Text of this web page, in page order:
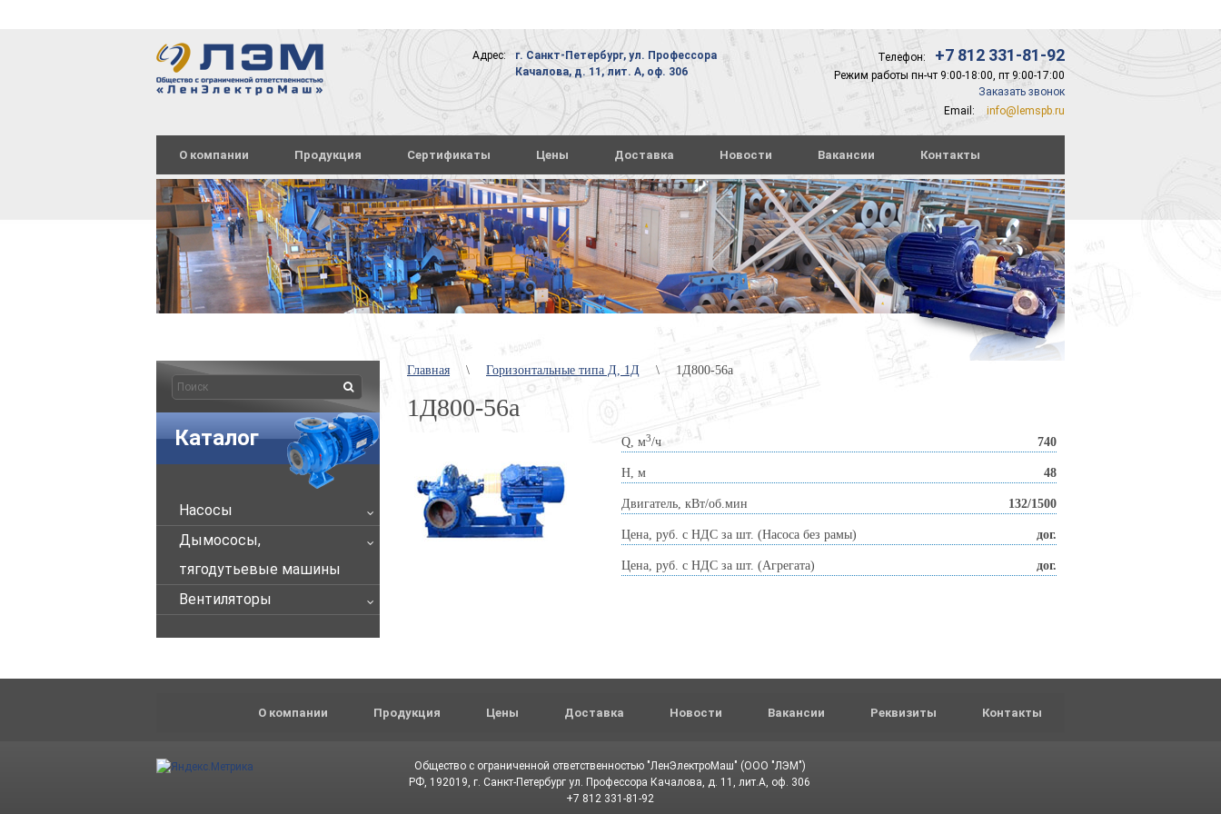
Адрес:
г. Санкт-Петербург, ул. Профессора
Качалова, д. 11, лит. А, оф. 306
Телефон: +7 812 331-81-92
Режим работы пн-чт 9:00-18:00, пт 9:00-17:00
Заказать звонок
Email:
info@lemspb.ru
О компании Продукция Сертификаты Цены Доставка Новости Вакансии Контакты
Каталог
Насосы
Дымососы,
тягодутьевые машины
Вентиляторы
Главная \ Горизонтальные типа Д, 1Д \ 1Д800-56а
1Д800-56а
Q, м3/ч 740
Н, м 48
Двигатель, кВт/об.мин 132/1500
Цена, руб. с НДС за шт. (Насоса без рамы) дог.
Цена, руб. с НДС за шт. (Агрегата) дог.
О компании Продукция Цены Доставка Новости Вакансии Реквизиты Контакты
Общество с ограниченной ответственностью "ЛенЭлектроМаш" (ООО "ЛЭМ")
РФ, 192019, г. Санкт-Петербург ул. Профессора Качалова, д. 11, лит.А, оф. 306
+7 812 331-81-92